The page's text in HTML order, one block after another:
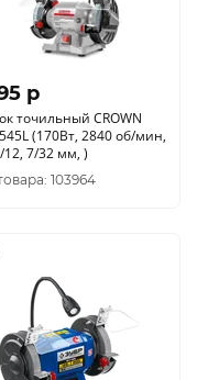
p
точильный CROWN
(170Вт, 2840 об/мин,
7/32 мм, )
103964